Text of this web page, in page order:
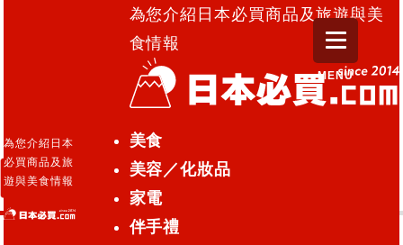
為您介紹日本
必買商品及旅
遊與美食情報
為您介紹日本必買商品及旅遊與美
食情報
美食
美容／化妝品
家電
伴手禮
MENU
S細粉